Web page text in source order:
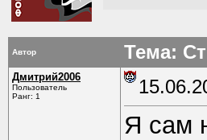
Автор Тема:
Дмитрий2006
Пользователь
Ранг: 1
Я сам